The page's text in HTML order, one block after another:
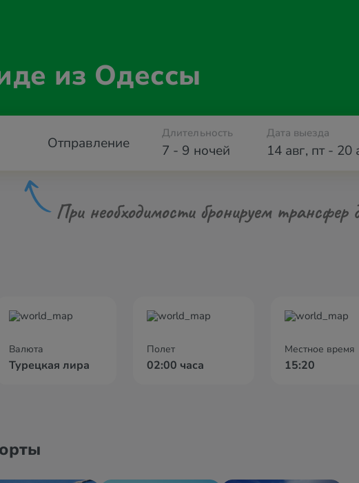
из Одессы
Отправление 7 - 9 ночей
Длительность Дата выезда
14 авг, пт- 20
При необходимости бронируем трансфер
Валюта
Турецкая лира
Полет
02:00 часа
Местное время
15:20